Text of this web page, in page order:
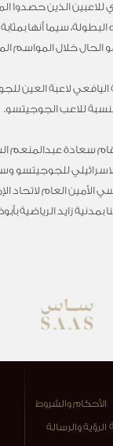
للاعبين الذين حصدوا
سيما أنها
الحال خلال المواسم
للاعب الجوجيتسو.
سعادة عبدالمنعم
الاسرائيلي
العام لاتحاد
بمدنية زايد الرياضية
الأحكام والشروط
الرؤية والرسالة